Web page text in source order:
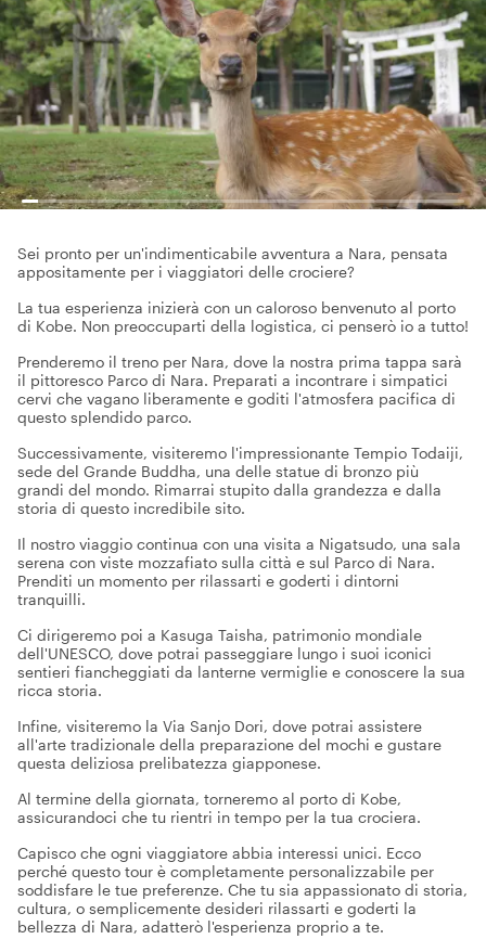
Sei pronto per un'indimenticabile avventura a Nara, pensata
appositamente per i viaggiatori delle crociere?
La tua esperienza inizierà con un caloroso benvenuto al porto
di Kobe. Non preoccuparti della logistica, ci penserò io a tutto!
Prenderemo il treno per Nara, dove la nostra prima tappa sarà
il pittoresco Parco di Nara. Preparati a incontrare i simpatici
cervi che vagano liberamente e goditi l'atmosfera pacifica di
questo splendido parco.
Successivamente, visiteremo l'impressionante Tempio Todaiji,
sede del Grande Buddha, una delle statue di bronzo più
grandi del mondo. Rimarrai stupito dalla grandezza e dalla
storia di questo incredibile sito.
Il nostro viaggio continua con una visita a Nigatsudo, una sala
serena con viste mozzafiato sulla città e sul Parco di Nara.
Prenditi un momento per rilassarti e goderti i dintorni
tranquilli.
Ci dirigeremo poi a Kasuga Taisha, patrimonio mondiale
dell'UNESCO, dove potrai passeggiare lungo i suoi iconici
sentieri fiancheggiati da lanterne vermiglie e conoscere la sua
ricca storia.
Infine, visiteremo la Via Sanjo Dori, dove potrai assistere
all'arte tradizionale della preparazione del mochi e gustare
questa deliziosa prelibatezza giapponese.
Al termine della giornata, torneremo al porto di Kobe,
assicurandoci che tu rientri in tempo per la tua crociera.
Capisco che ogni viaggiatore abbia interessi unici. Ecco
perché questo tour è completamente personalizzabile per
soddisfare le tue preferenze. Che tu sia appassionato di storia,
cultura, o semplicemente desideri rilassarti e goderti la
bellezza di Nara, adatterò l'esperienza proprio a te.